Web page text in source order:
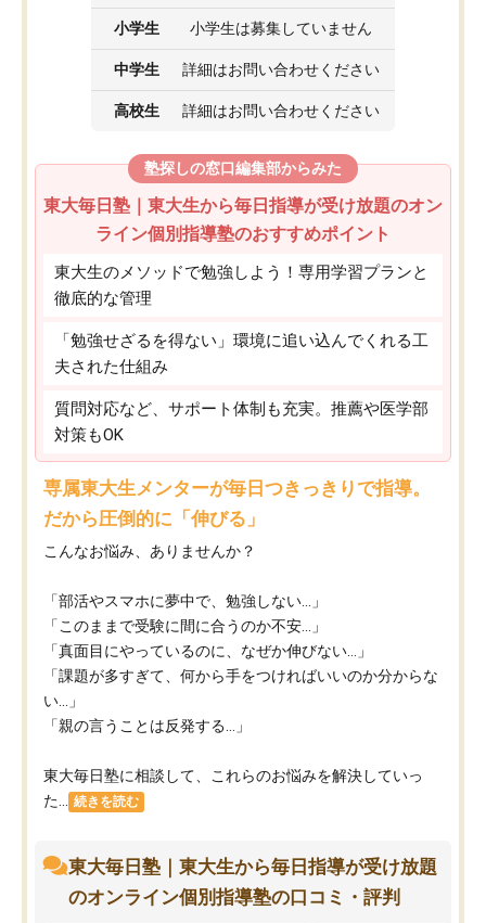
小学生 小学生は募集していません
中学生 詳細はお問い合わせください
高校生 詳細はお問い合わせください
塾探しの窓口編集部からみた
東大毎日塾｜東大生から毎日指導が受け放題のオン
ライン個別指導塾のおすすめポイント
東大生のメソッドで勉強しよう！専用学習プランと
徹底的な管理
「勉強せざるを得ない」環境に追い込んでくれる工
夫された仕組み
質問対応など、サポート体制も充実。推薦や医学部
対策もOK
専属東大生メンターが毎日つきっきりで指導。
だから圧倒的に「伸びる」
こんなお悩み、ありませんか？
「部活やスマホに夢中で、勉強しない…」
「このままで受験に間に合うのか不安…」
「真面目にやっているのに、なぜか伸びない…」
「課題が多すぎて、何から手をつければいいのか分からな
い…」
「親の言うことは反発する…」
東大毎日塾に相談して、これらのお悩みを解決していっ
た...
続きを読む
東大毎日塾｜東大生から毎日指導が受け放題
のオンライン個別指導塾の口コミ・評判